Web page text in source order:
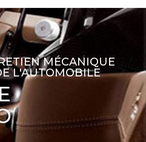
MÉCANIQUE
L'AUTOMOBILE